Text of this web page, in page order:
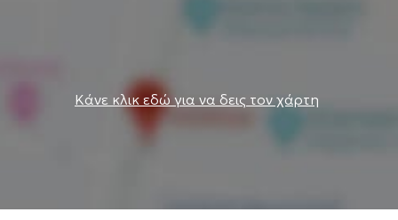
Κάνε κλικ εδώ για να δεις τον χάρτη